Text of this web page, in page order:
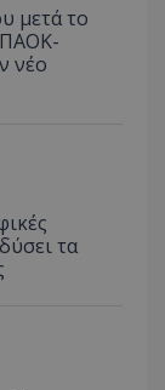
μετά το
ΠΑΟΚ-
νέο
τα